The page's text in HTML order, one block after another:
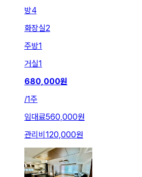
방4
화장실2
주방1
거실1
680,000원
/1주
임대료560,000원
관리비 120,000원